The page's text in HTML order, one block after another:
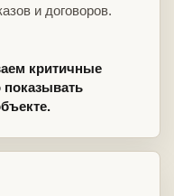
и договоров.
критичные